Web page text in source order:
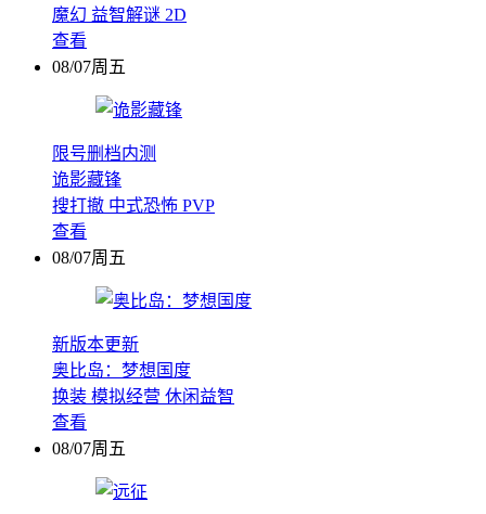
魔幻 益智解谜 2D
查看
08/07周五
限号删档内测
诡影藏锋
搜打撤 中式恐怖 PVP
查看
08/07周五
新版本更新
奥比岛：梦想国度
换装 模拟经营 休闲益智
查看
08/07周五